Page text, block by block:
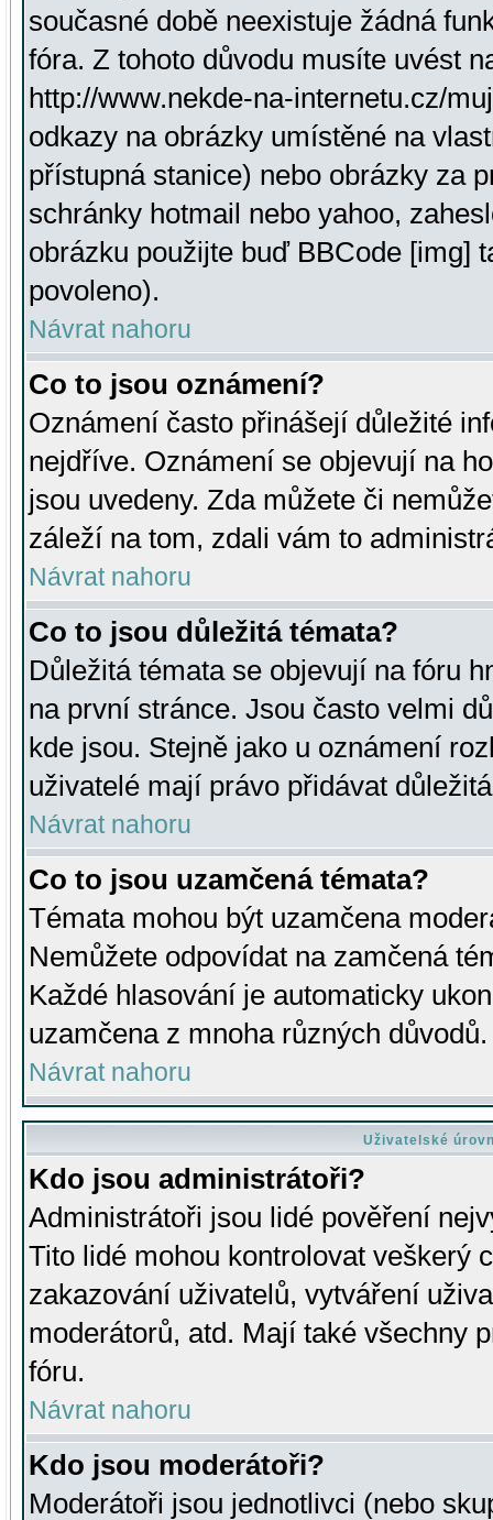
současné době neexistuje žádná
fóra. Z tohoto důvodu musíte uvést
http://www.nekde-na-internetu.cz/
odkazy na obrázky umístěné na
přístupná stanice) nebo obrázky za
schránky hotmail nebo yahoo,
obrázku použijte buď BBCode [img]
povoleno).
Návrat nahoru
Co to jsou oznámení?
Oznámení často přinášejí důležité
nejdříve. Oznámení se objevují na
jsou uvedeny. Zda můžete či
záleží na tom, zdali vám to
Návrat nahoru
Co to jsou důležitá témata?
Důležitá témata se objevují na fóru
na první stránce. Jsou často velmi
kde jsou. Stejně jako u oznámení
uživatelé mají právo přidávat
Návrat nahoru
Co to jsou uzamčená témata?
Témata mohou být uzamčena
Nemůžete odpovídat na zamčená
Každé hlasování je automaticky
uzamčena z mnoha různých důvodů.
Návrat nahoru
Uživatelské
Kdo jsou administrátoři?
Administrátoři jsou lidé pověření
Tito lidé mohou kontrolovat veškerý
zakazování uživatelů, vytváření
moderátorů, atd. Mají také všechny
fóru.
Návrat nahoru
Kdo jsou moderátoři?
Moderátoři jsou jednotlivci (nebo